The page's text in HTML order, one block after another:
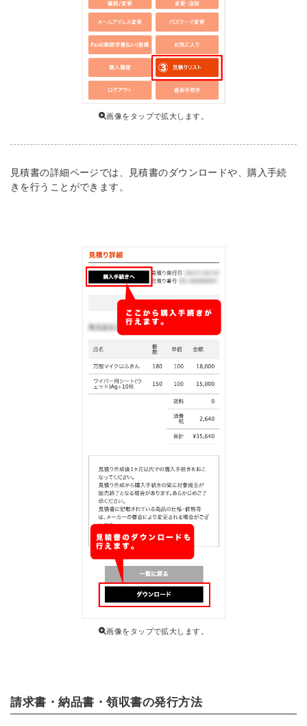
画像をタップで拡大します。
見積書の詳細ページでは、見積書のダウンロードや、購入手続
きを行うことができます。
画像をタップで拡大します。
請求書・納品書・領収書の発行方法